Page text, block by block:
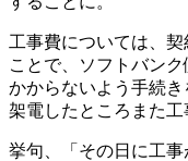
工事費については、
ことで、ソフトバン
かからないよう手続
架電したところまた工
挙句、「その日に工